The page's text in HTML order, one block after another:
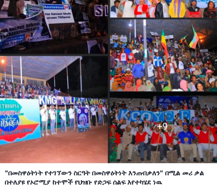
"በመስዋዕትነት የተገኘውን ስርዓት በመስዋዕትነት እንጠብቃለን" በሚል መሪ ቃል
በተለያዩ የኦሮሚያ ከተሞች የህዝቡ የድጋፍ ሰልፍ እየተካሄደ ነዉ